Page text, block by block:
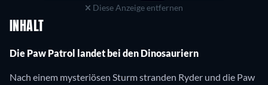
Diese Anzeige entfernen
INHALT
Die Paw Patrol landet bei den Dinosauriern
Nach einem mysteriösen Sturm stranden Ryder und die Paw